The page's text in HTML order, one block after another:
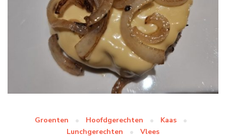
Groenten Hoofdgerechten
Kaas
Lunchgerechten
Vlees